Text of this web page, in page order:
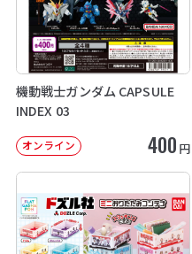
機動戦士ガンダム CAPSULE
INDEX 03
オンライン 400 円